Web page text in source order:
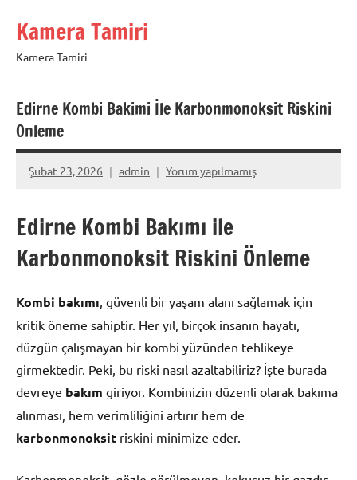
Kamera Tamiri
Kamera Tamiri
Edirne Kombi Bakimi İle Karbonmonoksit Riskini
Onleme
Şubat 23, 2026 admin Yorum yapılmamış
Edirne Kombi Bakımı ile
Karbonmonoksit Riskini Önleme
Kombi bakımı, güvenli bir yaşam alanı sağlamak için
kritik öneme sahiptir. Her yıl, birçok insanın hayatı,
düzgün çalışmayan bir kombi yüzünden tehlikeye
girmektedir. Peki, bu riski nasıl azaltabiliriz? İşte burada
devreye bakım giriyor. Kombinizin düzenli olarak bakıma
alınması, hem verimliliğini artırır hem de
karbonmonoksit riskini minimize eder.